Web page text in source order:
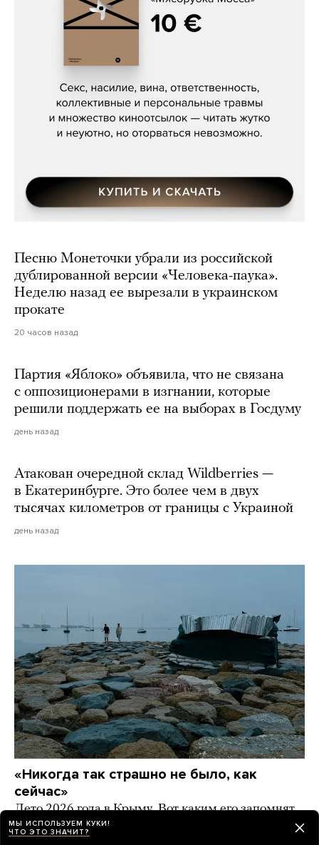
Сергей Кузнецов, «Мясорубка
Песню Монеточки убрали из российской
дублированной версии «Человека-паука».
Неделю назад ее вырезали в украинском
прокате
20 часов назад
Партия «Яблоко» объявила, что не связана
с оппозиционерами в изгнании, которые
решили поддержать ее на выборах в Госдуму
день назад
Атакован очередной склад Wildberries —
в Екатеринбурге. Это более чем в двух
тысячах километров от границы с Украиной
день назад
«Никогда так страшно не было, как
сейчас»
Лето 2026 года в Крыму. Вот каким его запомнят
жители полуострова — без топлива, электричества,
работы и туристов. Фоторепортаж «Берега»
МЫ ИСПОЛЬЗУЕМ КУКИ!
ЧТО ЭТО ЗНАЧИТ?